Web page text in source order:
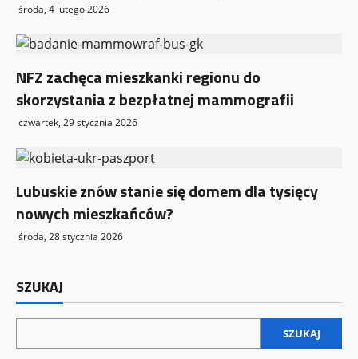
środa, 4 lutego 2026
NFZ zachęca mieszkanki regionu do
skorzystania z bezpłatnej mammografii
czwartek, 29 stycznia 2026
Lubuskie znów stanie się domem dla tysięcy
nowych mieszkańców?
środa, 28 stycznia 2026
SZUKAJ
SZUKAJ